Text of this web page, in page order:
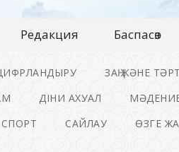
Редакция Баспасөз
ЗАҢ ЖӘНЕ
ДІНИ АХУАЛ
СПОРТ САЙЛАУ ӨЗГЕ